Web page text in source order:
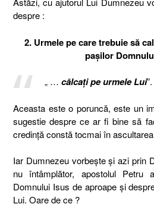
despre :
2. Urmele pe care trebuie să
pașilor
„ … călcaţi pe urmele Lui
Aceasta este o poruncă, este un
sugestie despre ce ar fi bine să
credință constă tocmai în
Iar Dumnezeu vorbește și azi prin
nu întâmplător, apostolul Petru
Domnului Isus de aproape și
Lui. Oare de ce ?